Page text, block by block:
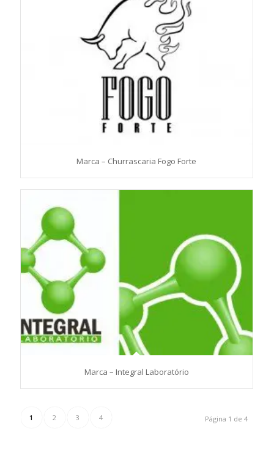
Marca – Churrascaria Fogo Forte
Marca – Integral Laboratório
Página 1 de 4
1 2 3 4